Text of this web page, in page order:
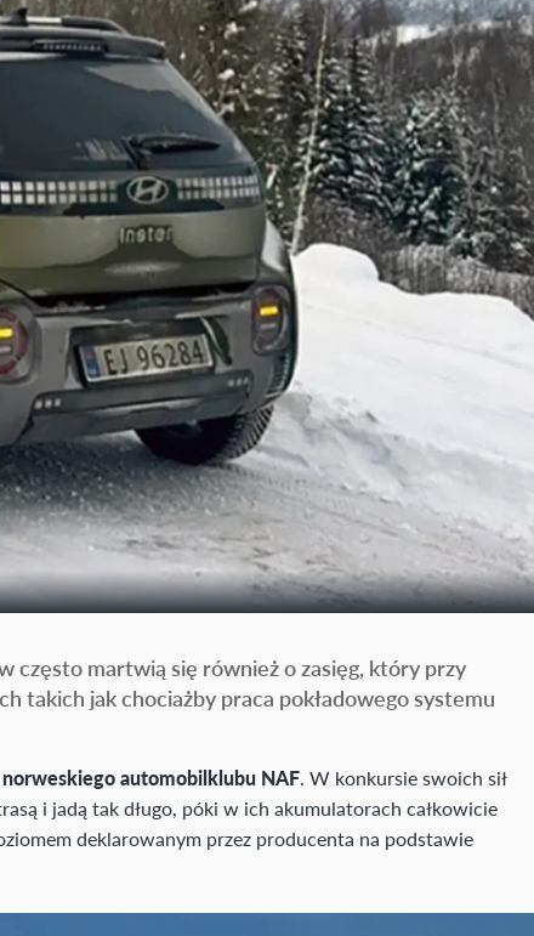
często martwią się również o zasięg, który przy
takich jak chociażby praca pokładowego systemu
norweskiego automobilklubu NAF. W konkursie swoich sił
i jadą tak długo, póki w ich akumulatorach całkowicie
deklarowanym przez producenta na podstawie